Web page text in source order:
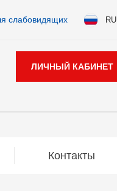
слабовидящих RU
ЛИЧНЫЙ КАБИНЕТ
Контакты